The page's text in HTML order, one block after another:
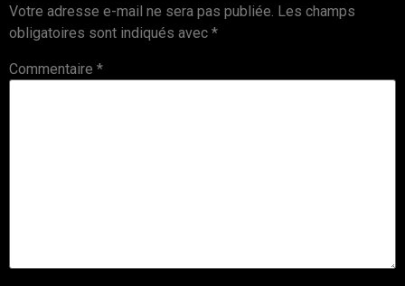
Votre adresse e-mail ne sera pas publiée. Les champs
obligatoires sont indiqués avec *
Commentaire *